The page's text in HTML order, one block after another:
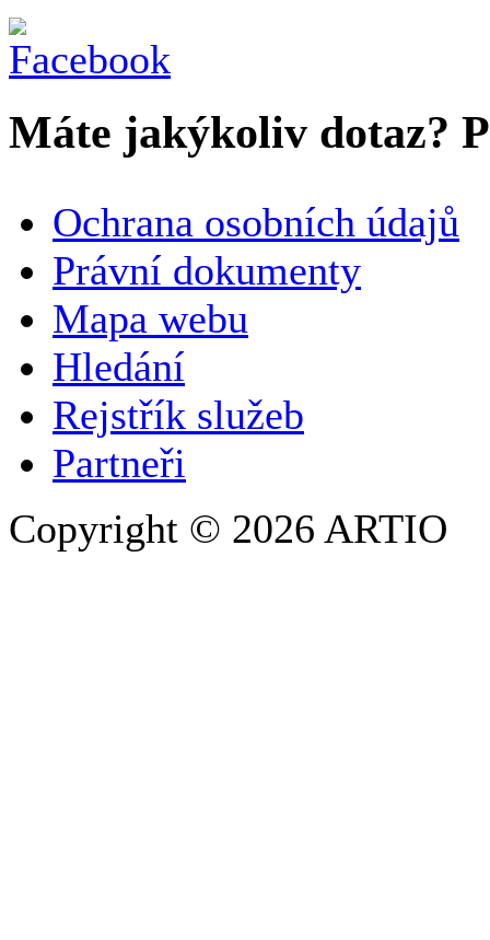
Máte jakýkoliv dotaz?
SPOLEČNOST / ORGANIZACE
E-MAILOVÁ ADRESA
TELEFON
Ochrana osobních údajů
Právní dokumenty
Mapa webu
Hledání
Rejstřík služeb
Partneři
Copyright © 2026 ARTIO